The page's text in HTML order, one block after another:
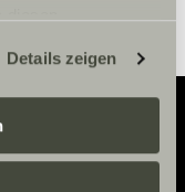
Daten für
Daten
finden Sie hier:
Details zeigen